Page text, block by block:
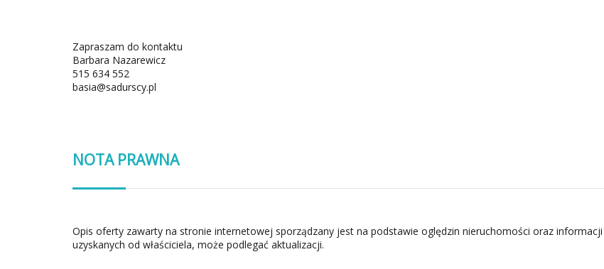
Zapraszam do kontaktu
Barbara Nazarewicz
515 634 552
basia@sadurscy.pl
NOTA PRAWNA
Opis oferty zawarty na stronie internetowej sporządzany jest na podstawie oględzin nieruchomości oraz informacji
uzyskanych od właściciela, może podlegać aktualizacji.